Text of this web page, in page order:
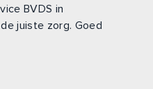
BVDS in
juiste zorg. Goed